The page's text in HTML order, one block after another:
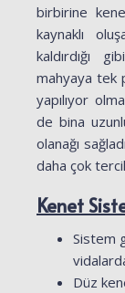
birbirine
kaynaklı
kaldırdığı
mahyaya tek
yapılıyor
de bina
olanağı
daha çok
Kenet
Sistem
Düz